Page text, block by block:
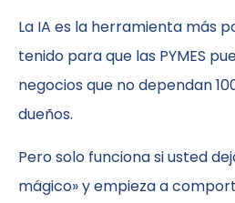
La IA es la herramienta más
tenido para que las PYMES
negocios que no dependan
dueños.
Pero solo funciona si usted
mágico» y empieza a